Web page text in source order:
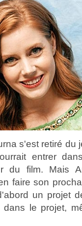
s'est retiré du
entrer
du film. Mais
faire son
un projet
dans le projet,